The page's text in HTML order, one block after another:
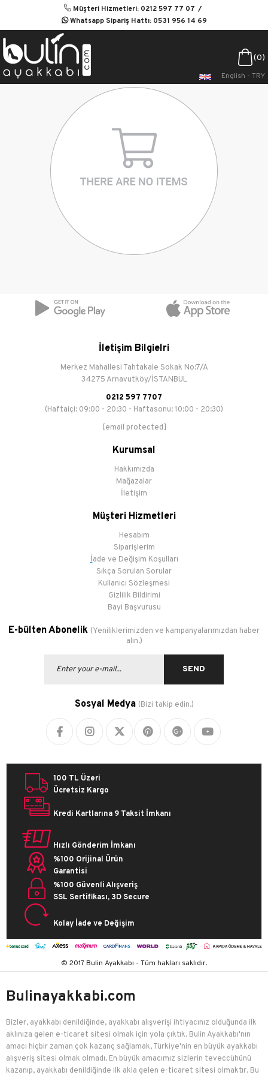
Müşteri Hizmetleri: 0212 597 77 07
Whatsapp Sipariş Hattı: 0531 956 14 69
0
English - TRY
İletişim Bilgielri
Merkez Mahallesi Tahtakale Sokak No:7/A
34275 Arnavutköy/İSTANBUL
0212 597 7707
(Haftaiçi: 09:00 - 20:30 - Haftasonu: 10:00 - 20:30)
[email protected]
Kurumsal
Hakkımızda
Mağazalar
İletişim
Müşteri Hizmetleri
Hesabım
Siparişlerim
İade ve Değişim Koşulları
Sıkça Sorulan Sorular
Kullanıcı Sözleşmesi
Gizlilik Bildirimi
Bayi Başvurusu
E-bülten Abonelik (Yeniliklerimizden ve kampanyalarımızdan haber
alın.)
SEND
Sosyal Medya (Bizi takip edin.)
100 TL Üzeri
Ücretsiz Kargo
Kredi Kartlarına 9 Taksit İmkanı
Hızlı Gönderim İmkanı
%100 Orijinal Ürün
Garantisi
%100 Güvenli Alışveriş
SSL Sertifikası, 3D Secure
Kolay İade ve Değişim
© 2017 Bulin Ayakkabı - Tüm hakları saklıdır.
Bulinayakkabi.com
Bizler, ayakkabı denildiğinde, ayakkabı alışverişi ihtiyacınız olduğunda ilk
aklınıza gelen e-ticaret sitesi olmak için yola çıktık. Bulin Ayakkabı'nın
amacı hiçbir zaman çok kazanç sağlamak, Türkiye'nin en büyük ayakkabı
alışveriş sitesi olmak olmadı. En büyük amacımız sizlerin teveccühünü
kazanıp, ayakkabı denildiğinde ilk akla gelen e-ticaret sitesi olmaktır. Bu